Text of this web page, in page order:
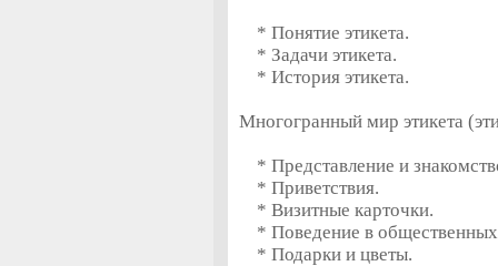
* Понятие этикета.
* Задачи этикета.
* История этикета.
Многогранный мир этикета
* Представление и
* Приветствия.
* Визитные карточки.
* Поведение в
* Подарки и цветы.